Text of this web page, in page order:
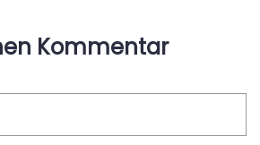
Kommentar